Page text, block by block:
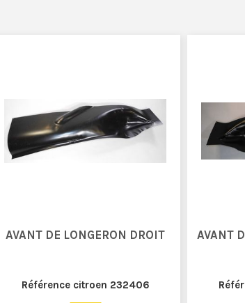
AVANT DE LONGERON DROIT
Référence citroen 232406
AVANT